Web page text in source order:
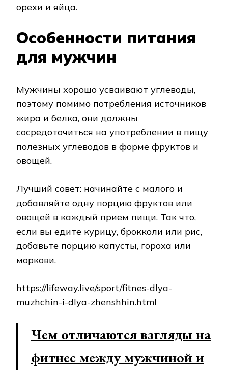
орехи и яйца.
Особенности питания
для мужчин
Мужчины хорошо усваивают углеводы,
поэтому помимо потребления источников
жира и белка, они должны
сосредоточиться на употреблении в пищу
полезных углеводов в форме фруктов и
овощей.
Лучший совет: начинайте с малого и
добавляйте одну порцию фруктов или
овощей в каждый прием пищи. Так что,
если вы едите курицу, брокколи или рис,
добавьте порцию капусты, гороха или
моркови.
https://lifeway.live/sport/fitnes-dlya-
muzhchin-i-dlya-zhenshhin.html
Чем отличаются взгляды на
фитнес между мужчиной и